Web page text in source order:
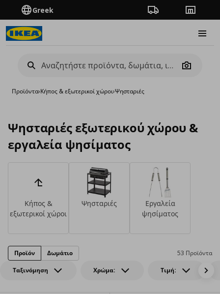
Greek Πορεία παραγγελίας
Camera
Προϊόντα›Κήπος & εξωτερικοί χώροι›Ψησταριές
Ψησταριές εξωτερικού χώρου &
εργαλεία ψησίματος
Κήπος &
εξωτερικοί χώροι
Ψησταριές
Εργαλεία
ψησίματος
Ταξινόμηση Χρώμα: Τιμή:
53 Προϊόντα
Προϊόν Δωμάτιο